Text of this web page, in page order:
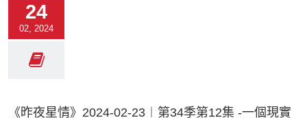
24
02, 2024
《昨夜星情》2024-02-23︱第34季第12集 -一個現實